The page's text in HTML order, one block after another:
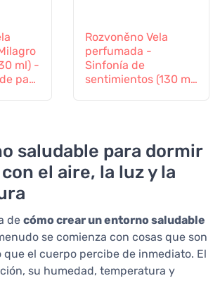
ml) -
pan
Rozvoněno Vela
perfumada -
Sinfonía de
sentimientos (130 ml)
saludable para dormir
el aire, la luz y la
de cómo crear un entorno saludable
se comienza con cosas que son
que el cuerpo percibe de inmediato. El
su humedad, temperatura y